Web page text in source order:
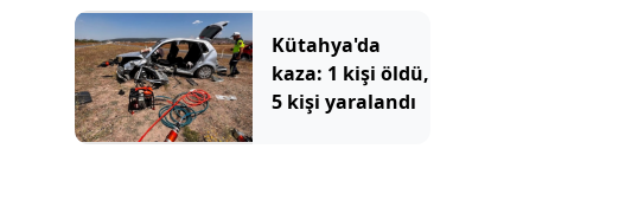
Kütahya'da
kaza: 1 kişi öldü,
5 kişi yaralandı